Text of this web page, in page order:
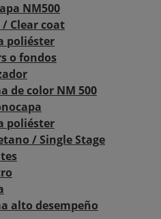
NM500
Clear coat
poliéster
o fondos
de color NM 500
poliéster
/ Single Stage
alto desempeño